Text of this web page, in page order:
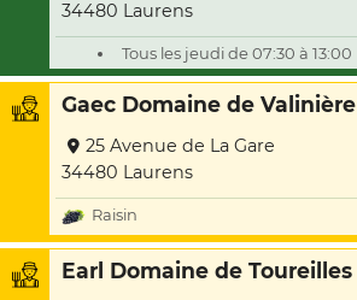
34480 Laurens
Tous les jeudi de 07:30 à 13:00
Gaec Domaine de Valinière
25 Avenue de La Gare
34480 Laurens
Raisin
Earl Domaine de Toureilles